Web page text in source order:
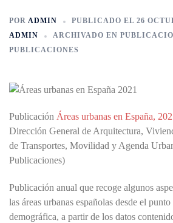
POR ADMIN PUBLICADO EL 26
ADMIN
ARCHIVADO EN
PUBLICACIONES
Publicación Áreas urbanas en España,
Dirección General de Arquitectura,
de Transportes, Movilidad y Agenda
Publicaciones)
Publicación anual que recoge algunos
las áreas urbanas españolas desde el
demográfica, a partir de los datos